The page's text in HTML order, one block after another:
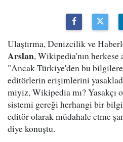
Ulaştırma, Denizcilik ve
Arslan, Wikipedia'nın
"Ancak Türkiye'den bu
editörlerin erişimlerini
miyiz, Wikipedia mı? Yasakçı
sistemi gereği herhangi bir
editör olarak müdahale etme
diye konuştu.